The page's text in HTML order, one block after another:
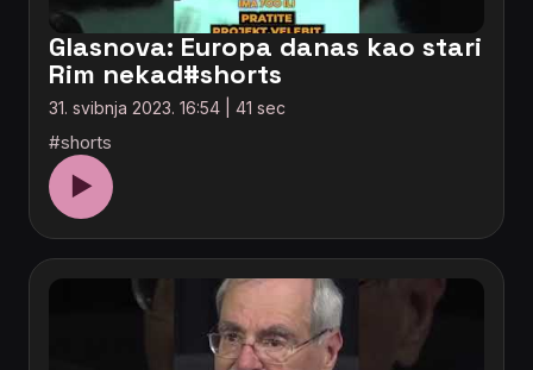
Glasnova: Europa danas kao stari
Rim nekad#shorts
31. svibnja 2023. 16:54 | 41 sec
#shorts
▶